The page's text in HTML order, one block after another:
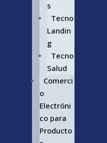
s
Tecno
Landin
g
Tecno
Salud
Comerci
o
Electróni
co para
Producto